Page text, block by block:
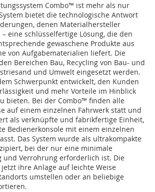
Combo™ ist mehr als nur
bietet die technologische Antwort
denen Materialhersteller
eine schlüsselfertige Lösung, die den
gewaschene Produkte aus
von Aufgabematerialien liefert. Die
Bereichen Bau, Recycling von Bau- und
und Umwelt eingesetzt werden.
Schwerpunkt entwickelt, den Kunden
und mehr Vorteile im Hinblick
bieten. Bei der Combo™ finden alle
auf einem einzelnen Fahrwerk statt und
als verknüpfte und fabrikfertige Einheit,
Bedienerkonsole mit einem einzelnen
Das System wurde als ultrakompakte
bei der nur eine minimale
und Verrohrung erforderlich ist. Die
ihre Anlage auf leichte Weise
umstellen oder an beliebige